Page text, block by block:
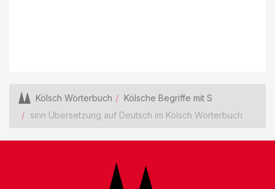
Kölsch Wörterbuch
Kölsche Begriffe mit S
sinn Übersetzung auf Deutsch im Kölsch Wörterbuch